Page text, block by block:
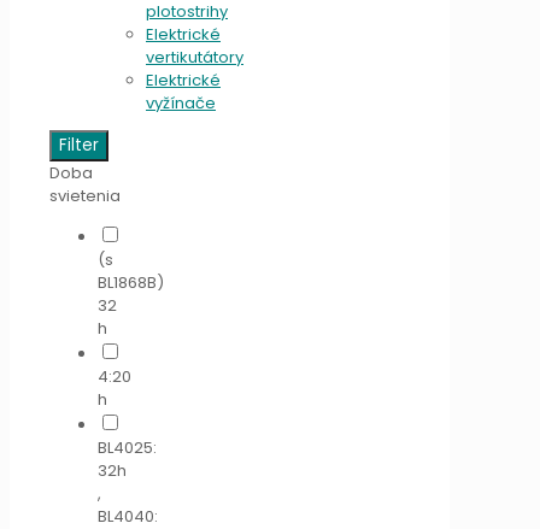
plotostrihy
Elektrické
vertikutátory
Elektrické
vyžínače
Filter
Doba
svietenia
(s
BL1868B)
32
h
4:20
h
BL4025:
32h
,
BL4040: